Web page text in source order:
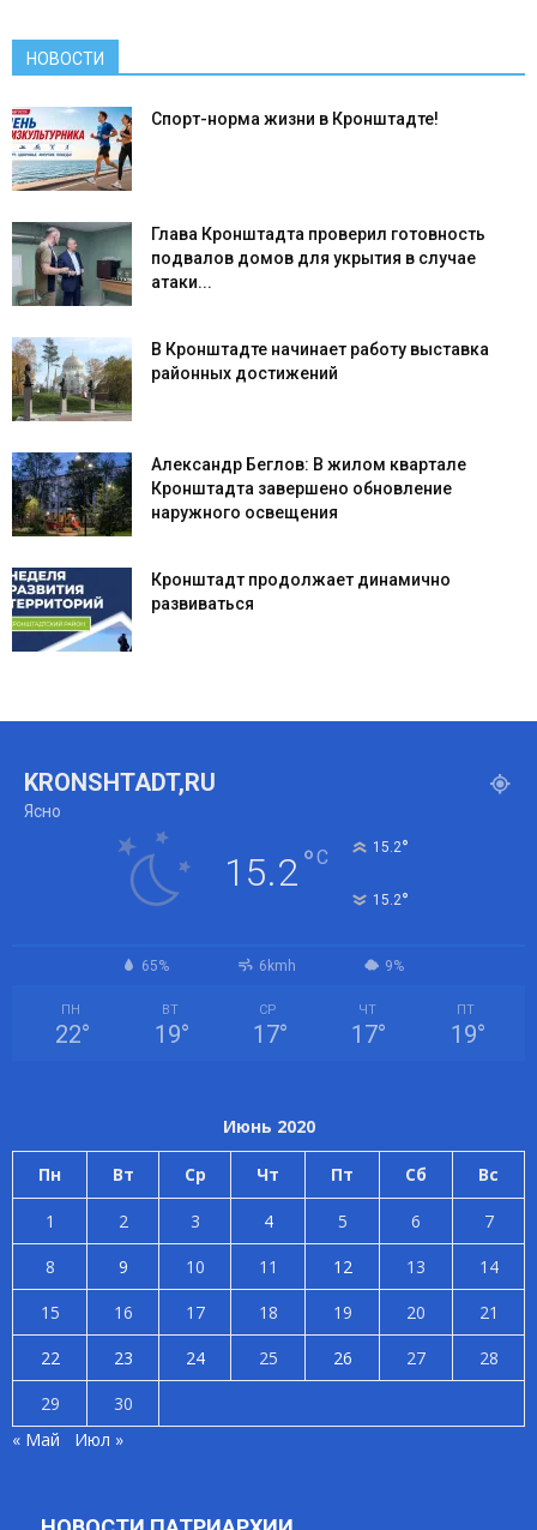
НОВОСТИ
Спорт-норма жизни в Кронштадте!
Глава Кронштадта проверил готовность
подвалов домов для укрытия в случае
атаки...
В Кронштадте начинает работу выставка
районных достижений
Александр Беглов: В жилом квартале
Кронштадта завершено обновление
наружного освещения
Кронштадт продолжает динамично
развиваться
KRONSHTADT,RU
Ясно
15.2°C 15.2°
15.2°
65% 6kmh 9%
ПН
22°
ВТ
19°
СР
17°
ЧТ
17°
ПТ
19°
Июнь 2020
Пн Вт Ср Чт Пт Сб Вс
1 2 3 4 5 6
7
8
9 10 11 12 13
14
15
16 17 18 19 20
21
22
23 24 25 26 27
28
29
30
« Май
Июл »